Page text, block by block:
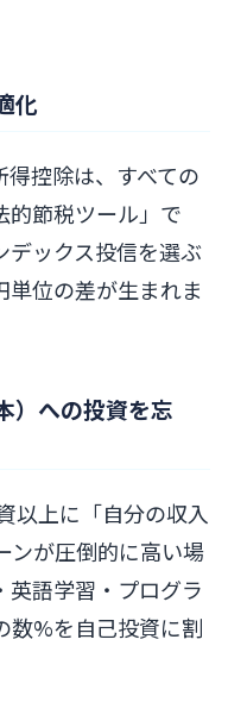
化
得控除は、すべての
的節税ツール」で
デックス投信を選ぶ
単位の差が生まれま
）への投資を忘
以上に「自分の収入
ンが圧倒的に高い場
英語学習・プログラ
数%を自己投資に割